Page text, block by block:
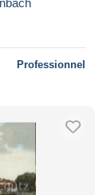
Professionnel